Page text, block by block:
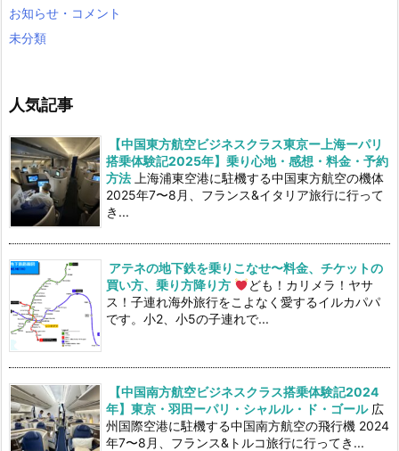
お知らせ・コメント
未分類
人気記事
【中国東方航空ビジネスクラス東京ー上海ーパリ
搭乗体験記2025年】乗り心地・感想・料金・予約
方法 上海浦東空港に駐機する中国東方航空の機体
2025年7〜8月、フランス&イタリア旅行に行って
き...
アテネの地下鉄を乗りこなせ〜料金、チケットの
買い方、乗り方降り方
ども！カリメラ！ヤサ
ス！子連れ海外旅行をこよなく愛するイルカパパ
です。小2、小5の子連れで...
【中国南方航空ビジネスクラス搭乗体験記2024
年】東京・羽田ーパリ・シャルル・ド・ゴール 広
州国際空港に駐機する中国南方航空の飛行機 2024
年7〜8月、フランス&トルコ旅行に行ってき...